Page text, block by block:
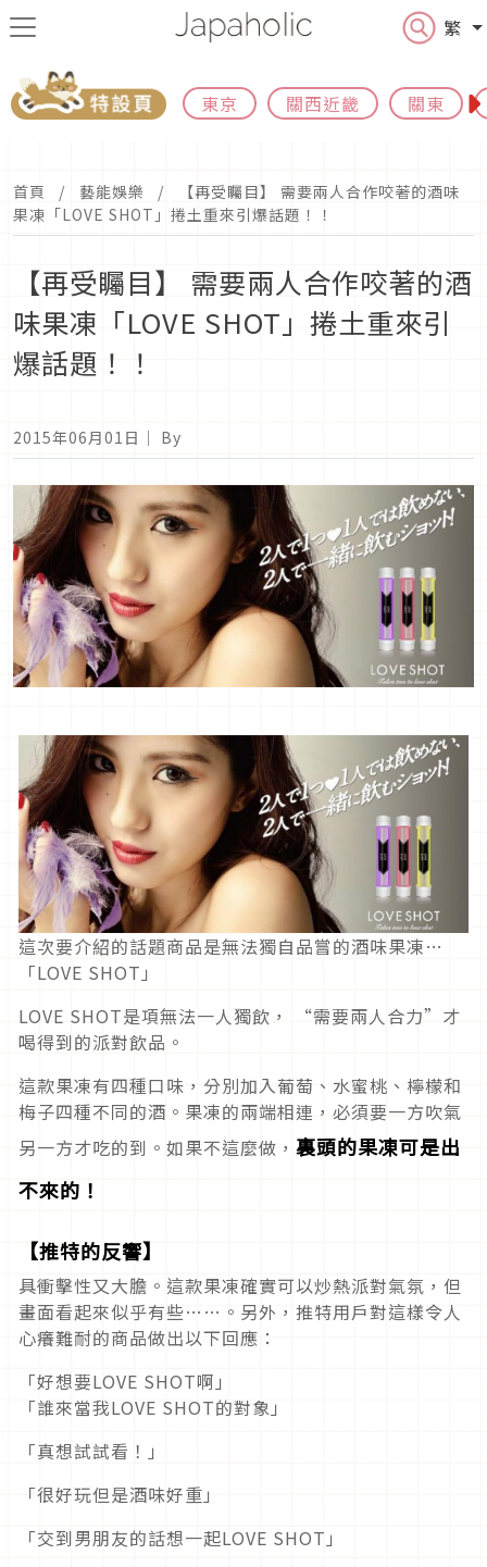
繁
東京 關西近畿 關東
首頁 藝能娛樂
【再受矚目】 需要兩人合作咬著的酒味
果凍「LOVE SHOT」捲土重來引爆話題！！
【再受矚目】 需要兩人合作咬著的酒
味果凍「LOVE SHOT」捲土重來引
爆話題！！
2015年06月01日 ｜ By
這次要介紹的話題商品是無法獨自品嘗的酒味果凍…
「LOVE SHOT」
LOVE SHOT是項無法一人獨飲， “需要兩人合力”才
喝得到的派對飲品。
這款果凍有四種口味，分別加入葡萄、水蜜桃、檸檬和
梅子四種不同的酒。果凍的兩端相連，必須要一方吹氣
另一方才吃的到。如果不這麼做， 裏頭的果凍可是出
不來的！
【推特的反響】
具衝擊性又大膽。這款果凍確實可以炒熱派對氣氛，但
畫面看起來似乎有些……。另外，推特用戶對這樣令人
心癢難耐的商品做出以下回應：
「好想要LOVE SHOT啊」
「誰來當我LOVE SHOT的對象」
「真想試試看！」
「很好玩但是酒味好重」
「交到男朋友的話想一起LOVE SHOT」